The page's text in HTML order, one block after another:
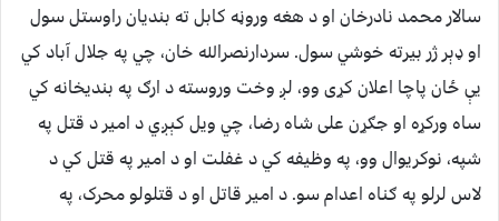
سالار محمد نادرخان او د هغه وروڼه کابل ته بندیان راوستل سول
او ډېر ژر بیرته خوشي سول. سردارنصرالله خان، چي په جلال آباد کي
یې ځان پاچا اعلان کړی وو، لږ وخت وروسته د ارګ په بندیخانه کي
ساه ورکړه او جګړن علی شاه رضا، چي ویل کېږي د امیر د قتل په
شپه، نوکریوال وو، په وظیفه کي د غفلت او د امیر په قتل کي د
لاس لرلو په ګناه اعدام سو. د امیر قاتل او د قتلولو محرک، په